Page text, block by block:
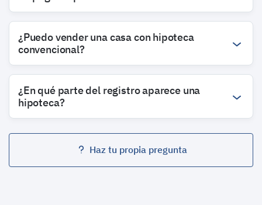
¿Puedo vender una casa con hipoteca
convencional?
¿En qué parte del registro aparece una
hipoteca?
Haz tu propia pregunta